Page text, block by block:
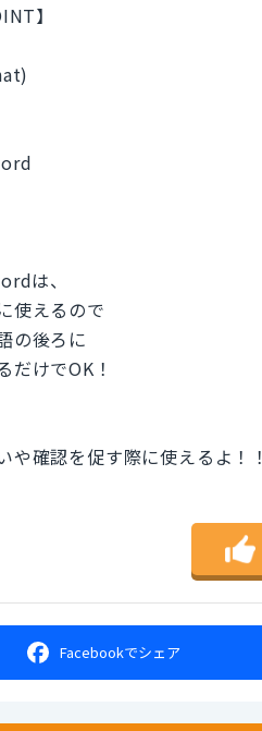
】
は、
使えるので
の後ろに
だけでOK！
や確認を促す際に使えるよ！！
Facebookでシェア